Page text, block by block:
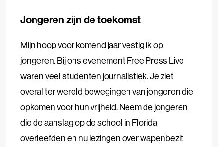
Jongeren zijn de toekomst
Mijn hoop voor komend jaar vestig ik op
jongeren. Bij ons evenement Free Press Live
waren veel studenten journalistiek. Je ziet
overal ter wereld bewegingen van jongeren die
opkomen voor hun vrijheid. Neem de jongeren
die de aanslag op de school in Florida
overleefden en nu lezingen over wapenbezit